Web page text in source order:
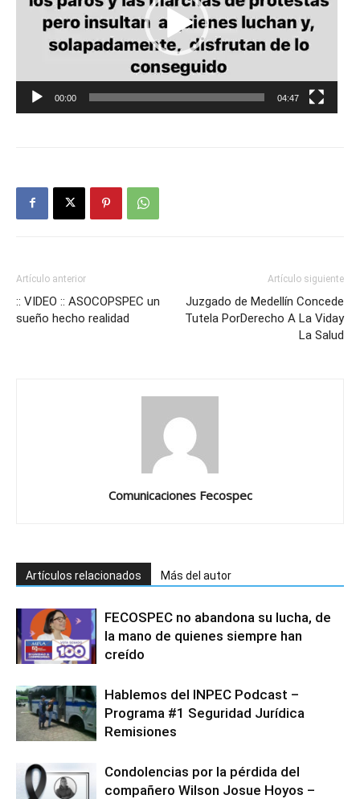
00:00 04:47
Artículo anterior
:: VIDEO :: ASOCOPSPEC un
sueño hecho realidad
Artículo siguiente
Juzgado de Medellín Concede
Tutela PorDerecho A La Viday
La Salud
Comunicaciones Fecospec
Artículos relacionados Más del autor
FECOSPEC no abandona su lucha, de
la mano de quienes siempre han
creído
Hablemos del INPEC Podcast –
Programa #1 Seguridad Jurídica
Remisiones
Condolencias por la pérdida del
compañero Wilson Josue Hoyos –